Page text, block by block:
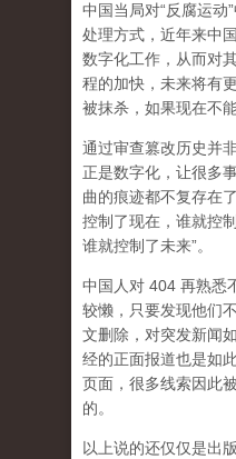
中国当局对“反腐运动
处理方式，近年来中
数字化工作，从而对
程的加快，未来将有
被抹杀，如果现在不
通过审查篡改历史并
正是数字化，让很多
曲的痕迹都不复存在
控制了现在，谁就控
谁就控制了未来”。
中国人对 404 再熟悉
较懒，只要发现他们
文删除，对突发新闻
经的正面报道也是如
页面， 很多线索因此
的。
以上说的还仅仅是出